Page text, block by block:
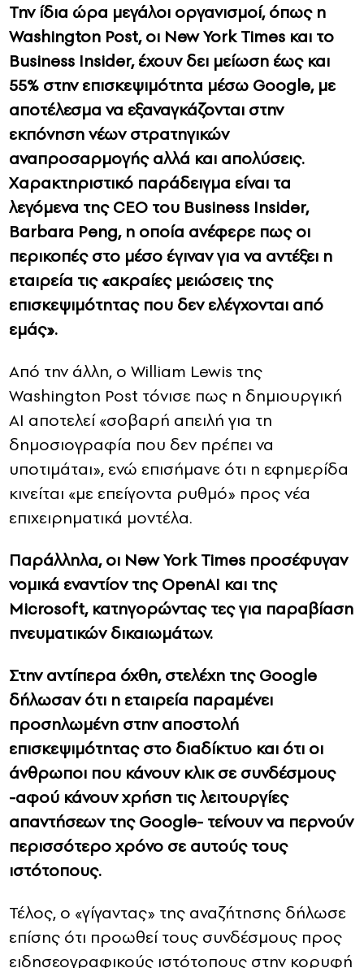
Την ίδια ώρα μεγάλοι οργανισμοί, όπως η
Washington Post, οι New York Times και το
Business Insider, έχουν δει μείωση έως και
55% στην επισκεψιμότητα μέσω Google, με
αποτέλεσμα να εξαναγκάζονται στην
εκπόνηση νέων στρατηγικών
αναπροσαρμογής αλλά και απολύσεις.
Χαρακτηριστικό παράδειγμα είναι τα
λεγόμενα της CEO του Business Insider,
Barbara Peng, η οποία ανέφερε πως οι
περικοπές στο μέσο έγιναν για να αντέξει η
εταιρεία τις «ακραίες μειώσεις της
επισκεψιμότητας που δεν ελέγχονται από
εμάς».
Από την άλλη, ο William Lewis της
Washington Post τόνισε πως η δημιουργική
AI αποτελεί «σοβαρή απειλή για τη
δημοσιογραφία που δεν πρέπει να
υποτιμάται», ενώ επισήμανε ότι η εφημερίδα
κινείται «με επείγοντα ρυθμό» προς νέα
επιχειρηματικά μοντέλα.
Παράλληλα, οι New York Times προσέφυγαν
νομικά εναντίον της OpenAI και της
Microsoft, κατηγορώντας τες για παραβίαση
πνευματικών δικαιωμάτων.
Στην αντίπερα όχθη, στελέχη της Google
δήλωσαν ότι η εταιρεία παραμένει
προσηλωμένη στην αποστολή
επισκεψιμότητας στο διαδίκτυο και ότι οι
άνθρωποι που κάνουν κλικ σε συνδέσμους
-αφού κάνουν χρήση τις λειτουργίες
απαντήσεων της Google- τείνουν να περνούν
περισσότερο χρόνο σε αυτούς τους
ιστότοπους.
Τέλος, ο «γίγαντας» της αναζήτησης δήλωσε
επίσης ότι προωθεί τους συνδέσμους προς
ειδησεογραφικούς ιστότοπους στην κορυφή